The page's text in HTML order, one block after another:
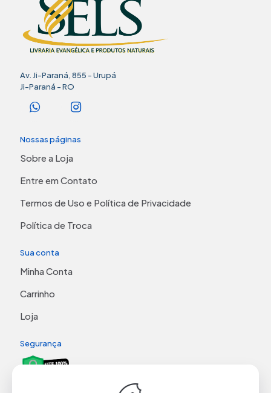
Av. Ji-Paraná, 855 - Urupá
Ji-Paraná - RO
Nossas páginas
Sobre a Loja
Entre em Contato
Termos de Uso e Política de Privacidade
Política de Troca
Sua conta
Minha Conta
Carrinho
Loja
Segurança